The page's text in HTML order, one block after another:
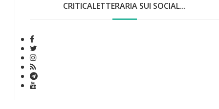
CRITICALETTERARIA SUI SOCIAL...